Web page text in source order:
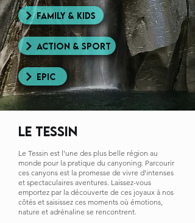
Family & kids
Action & sport
EPIC
LE TESSIN
Le Tessin est l'une des plus belle région au
monde pour la pratique du canyoning. Parcourir
ces canyons est la promesse de vivre d'intenses
et spectaculaires aventures. Laissez-vous
emportez par la découverte de ces joyaux à nos
côtés et saisissez ces moments où émotions,
nature et adrénaline se rencontrent.